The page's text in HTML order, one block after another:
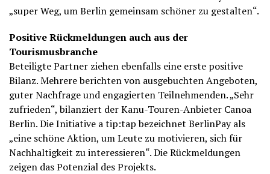
„super Weg, um Berlin gemeinsam schöner zu gestalten“.
Positive Rückmeldungen auch aus der
Tourismusbranche
Beteiligte Partner ziehen ebenfalls eine erste positive
Bilanz. Mehrere berichten von ausgebuchten Angeboten,
guter Nachfrage und engagierten Teilnehmenden. „Sehr
zufrieden“, bilanziert der Kanu-Touren-Anbieter Canoa
Berlin. Die Initiative a tip:tap bezeichnet BerlinPay als
„eine schöne Aktion, um Leute zu motivieren, sich für
Nachhaltigkeit zu interessieren“. Die Rückmeldungen
zeigen das Potenzial des Projekts.